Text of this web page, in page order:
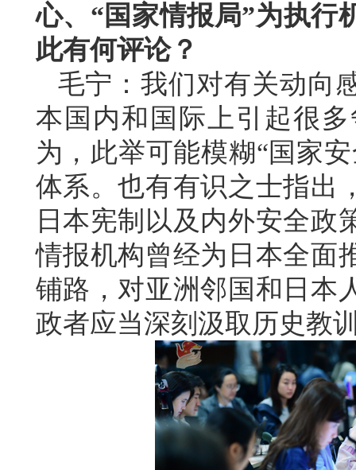
心、“国家情报局”为执行
此有何评论？
毛宁：我们对有关动向
本国内和国际上引起很
为，此举可能模糊“国家
体系。也有有识之士指出
日本宪制以及内外安全政
情报机构曾经为日本全面
铺路，对亚洲邻国和日本
政者应当深刻汲取历史教